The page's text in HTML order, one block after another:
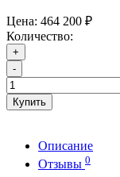
Цена: 464 200 ₽
Количество:
+
-
Купить
Описание
Отзывы 0